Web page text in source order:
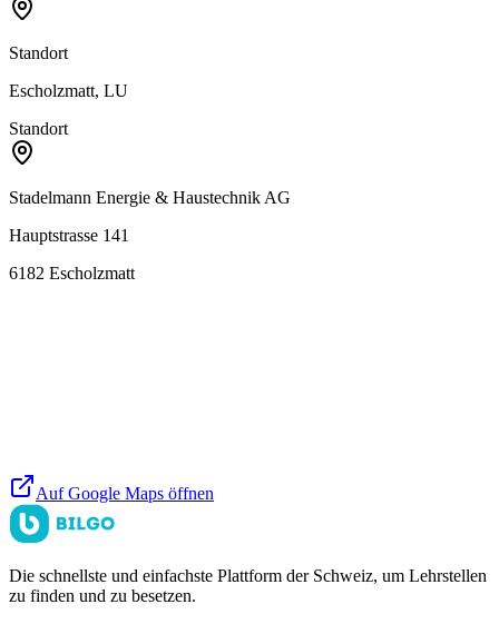
Standort
Escholzmatt, LU
Standort
Stadelmann Energie & Haustechnik AG
Hauptstrasse 141
6182 Escholzmatt
Auf Google Maps öffnen
Die schnellste und einfachste Plattform der Schweiz, um Lehrstellen
zu finden und zu besetzen.